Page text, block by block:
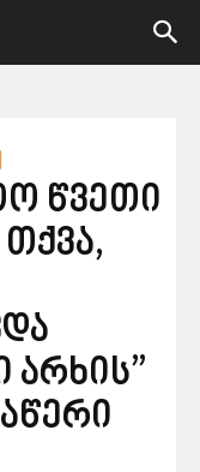
წვეთი
არხის”